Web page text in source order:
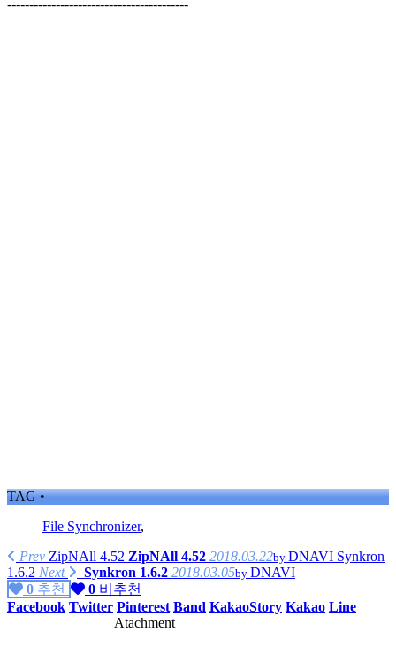
-----------------------------------------
TAG •
File Synchronizer,
Prev ZipNAll 4.52 ZipNAll 4.52 2018.03.22by DNAVI Synkron
1.6.2 Next Synkron 1.6.2 2018.03.05by DNAVI
0 추천 0 비추천
Facebook Twitter Pinterest Band KakaoStory Kakao Line
Atachment